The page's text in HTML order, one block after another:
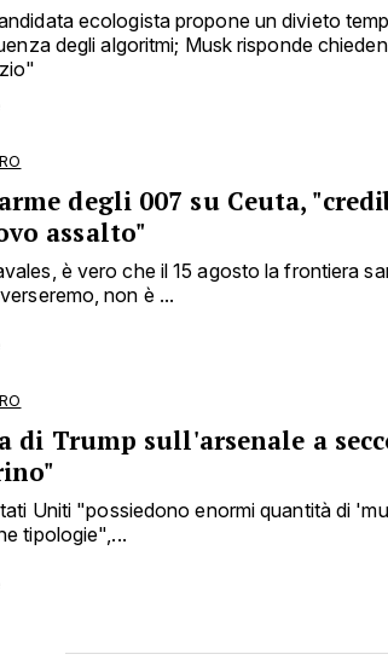
ecologista propone un divieto
degli algoritmi; Musk risponde
degli 007 su Ceuta,
assalto"
è vero che il 15 agosto la frontiera
non è ...
di Trump sull'arsenale a
Uniti "possiedono enormi quantità di
tipologie",...